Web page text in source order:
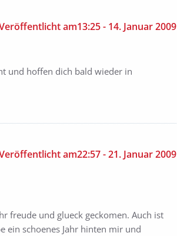
am13:25 - 14. Januar 2009
und hoffen dich bald wieder in
am22:57 - 21. Januar 2009
freude und glueck geckomen. Auch ist
ein schoenes Jahr hinten mir und